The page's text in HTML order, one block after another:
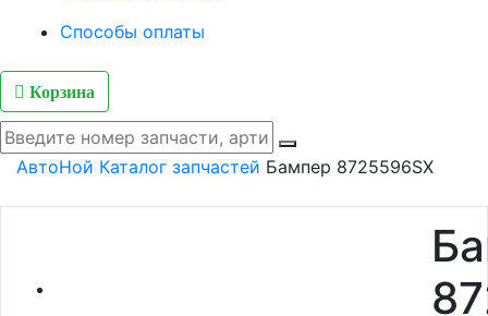
Способы оплаты
Корзина
АвтоНой Каталог запчастей Бампер 8725596SX